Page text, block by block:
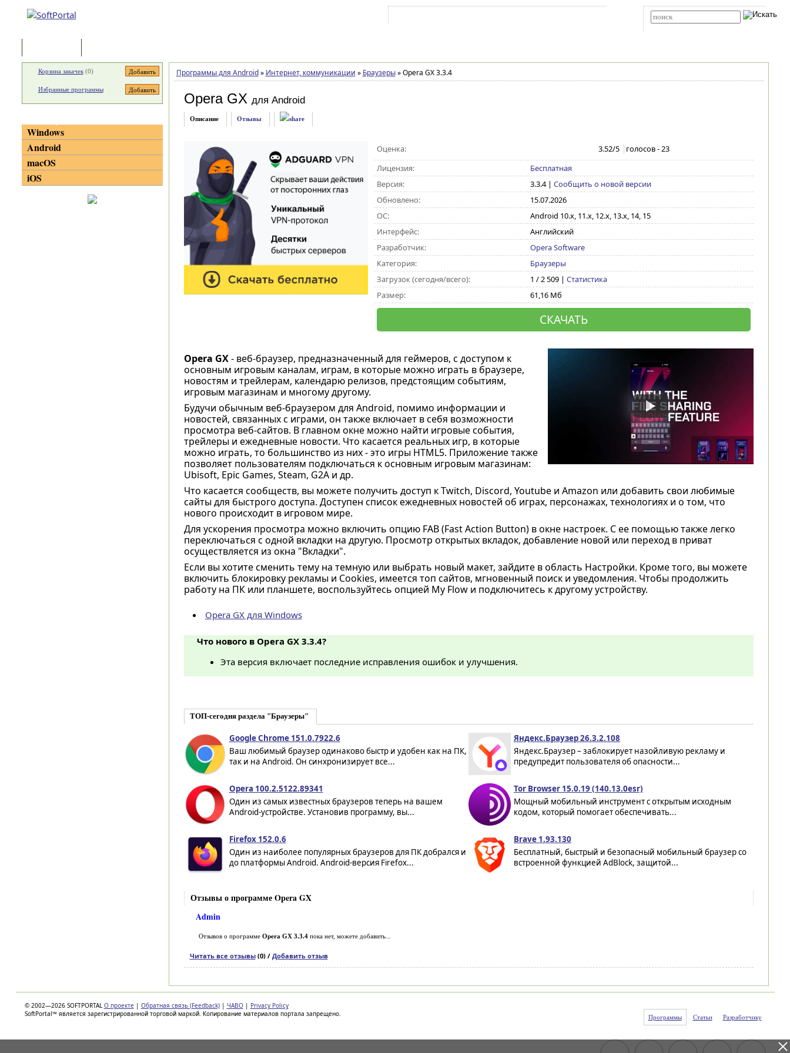
Программы для Android » Интернет, коммуникации » Браузеры »Opera GX 3.3.4
Opera GX для Android
Описание Отзывы
Оценка: 3.52/5 голосов -23
Лицензия:
Бесплатная
Версия:
3.3.4| Сообщить о новой версии
Обновлено:
15.07.2026
ОС:
Android 10.x, 11.x, 12.x, 13.x, 14, 15
Интерфейс:
Английский
Разработчик:
Opera Software
Категория:
Браузеры
Загрузок (сегодня/всего):
1 / 2 509 | Статистика
Размер:
61,16 Мб
СКАЧАТЬ
Opera GX- веб-браузер, предназначенный для геймеров, с доступом к
основным игровым каналам, играм, в которые можно играть в браузере,
новостям и трейлерам, календарю релизов, предстоящим событиям,
игровым магазинам и многому другому.
Будучи обычным веб-браузером для Android, помимо информации и
новостей, связанных с играми, он также включает в себя возможности
просмотра веб-сайтов. В главном окне можно найти игровые события,
трейлеры и ежедневные новости. Что касается реальных игр, в которые
можно играть, то большинство из них - это игры HTML5. Приложение также
позволяет пользователям подключаться к основным игровым магазинам:
Ubisoft, Epic Games, Steam, G2A и др.
Что касается сообществ, вы можете получить доступ к Twitch, Discord, Youtube и Amazon или добавить свои любимые
сайты для быстрого доступа. Доступен список ежедневных новостей об играх, персонажах, технологиях и о том, что
нового происходит в игровом мире.
Для ускорения просмотра можно включить опцию FAB (Fast Action Button) в окне настроек. С ее помощью также легко
переключаться с одной вкладки на другую. Просмотр открытых вкладок, добавление новой или переход в приват
осуществляется из окна "Вкладки".
Если вы хотите сменить тему на темную или выбрать новый макет, зайдите в область Настройки. Кроме того, вы можете
включить блокировку рекламы и Cookies, имеется топ сайтов, мгновенный поиск и уведомления. Чтобы продолжить
работу на ПК или планшете, воспользуйтесь опцией My Flow и подключитесь к другому устройству.
Opera GX для Windows
Что нового в Opera GX 3.3.4?
Эта версия включает последние исправления ошибок и улучшения.
ТОП-сегодня раздела "Браузеры"
Google Chrome 151.0.7922.6
Ваш любимый браузер одинаково быстр и удобен как на ПК,
так и на Android. Он синхронизирует все...
Яндекс.Браузер 26.3.2.108
Яндекс.Браузер – заблокирует назойливую рекламу и
предупредит пользователя об опасности...
Opera 100.2.5122.89341
Один из самых известных браузеров теперь на вашем
Android-устройстве. Установив программу, вы...
Tor Browser 15.0.19 (140.13.0esr)
Мощный мобильный инструмент с открытым исходным
кодом, который помогает обеспечивать...
Firefox 152.0.6
Один из наиболее популярных браузеров для ПК добрался и
до платформы Android. Android-версия Firefox...
Brave 1.93.130
Бесплатный, быстрый и безопасный мобильный браузер со
встроенной функцией AdBlock, защитой...
Отзывы о программе Opera GX
Admin
Отзывов о программе Opera GX 3.3.4пока нет, можете добавить...
Читать все отзывы(0) / Добавить отзыв
Корзина закачек(0)
Избранные программы
Windows
Android
macOS
iOS
© 2002—2026 SOFTPORTAL О проекте | Обратная связь (Feedback) | ЧАВО | Privacy Policy
SoftPortal™ является зарегистрированной торговой маркой. Копирование материалов портала запрещено.
Программы Статьи Разработчику